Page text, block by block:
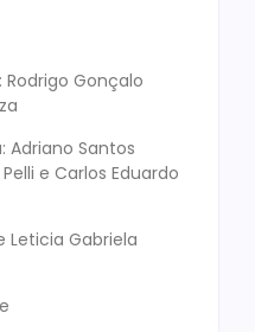
Rodrigo Gonçalo
Adriano Santos
e Carlos Eduardo
Leticia Gabriela